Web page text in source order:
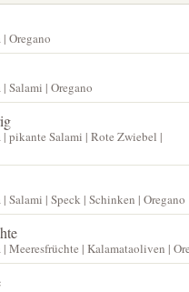
Oregano
Salami | Oregano
pikante Salami | Rote Zwiebel |
Salami | Speck | Schinken | Oregano
Meeresfrüchte | Kalamataoliven |